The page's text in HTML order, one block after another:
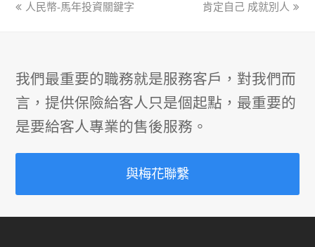
previous
人民幣-馬年投資關鍵字
next
肯定自己 成就別人
我們最重要的職務就是服務客戶，對我們而
言，提供保險給客人只是個起點，最重要的
是要給客人專業的售後服務。
與梅花聯繫